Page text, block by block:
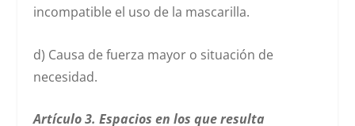
incompatible el uso de la mascarilla.
d) Causa de fuerza mayor o situación de
necesidad.
Artículo 3. Espacios en los que resulta